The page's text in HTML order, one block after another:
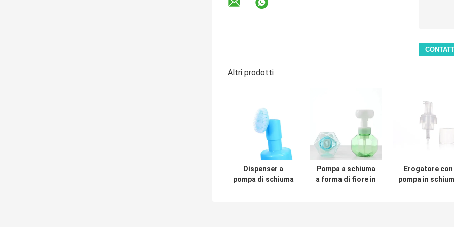
Altri prodotti
Dispenser a
pompa di schiuma
Pompa a schiuma
a forma di fiore in
Erogatore con
pompa in